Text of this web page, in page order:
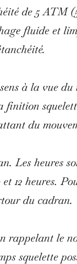
de 5 ATM
fluide et
à la vue
finition
du
Les heures
12 heures.
du cadran.
rappelant le
squelette